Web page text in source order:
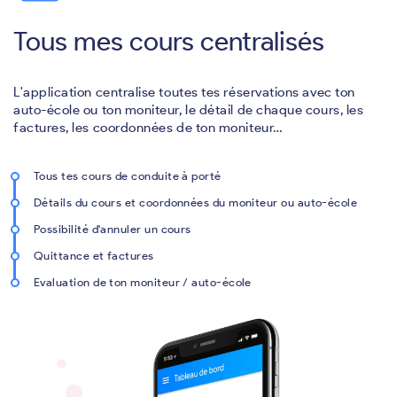
Tous mes cours centralisés
L'application centralise toutes tes réservations avec ton
auto-école ou ton moniteur, le détail de chaque cours, les
factures, les coordonnées de ton moniteur…
Tous tes cours de conduite à porté
Détails du cours et coordonnées du moniteur ou auto-école
Possibilité d'annuler un cours
Quittance et factures
Evaluation de ton moniteur / auto-école